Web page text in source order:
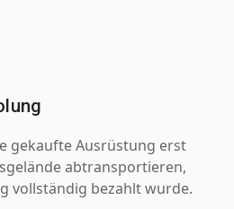
gekaufte Ausrüstung erst
abtransportieren,
vollständig bezahlt wurde.